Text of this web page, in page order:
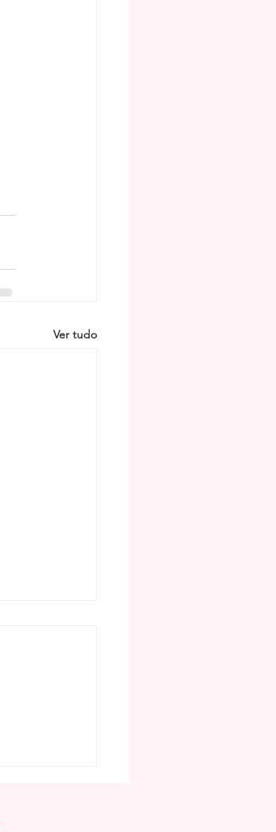
Ver tudo